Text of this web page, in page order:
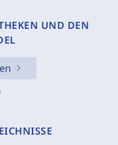
UND DEN